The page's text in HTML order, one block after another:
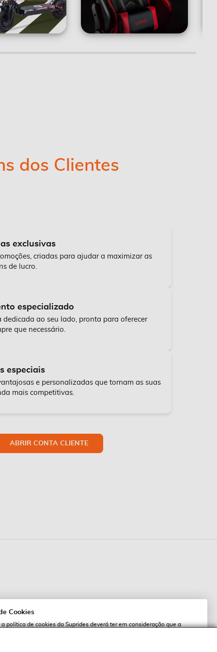
dos Clientes
exclusivas
criadas para ajudar a maximizar as
de lucro.
especializado
dedicada ao seu lado, pronta para oferecer
que necessário.
especiais
e personalizadas que tornam as suas
mais competitivas.
ABRIR CONTA CLIENTE
Cookies
política de cookies da Suprides deverá ter em consideração que a